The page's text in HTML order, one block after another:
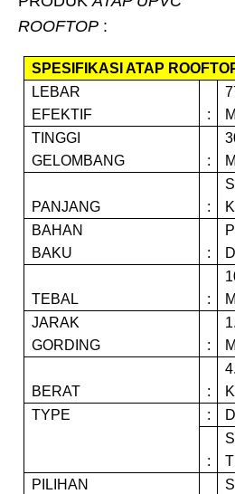
ROOFTOP :
SPESIFIKASI ATAP
LEBAR
EFEKTIF
:
TINGGI
GELOMBANG
:
PANJANG :
BAHAN
BAKU
:
TEBAL :
JARAK
GORDING
:
BERAT :
TYPE
:
:
PILIHAN